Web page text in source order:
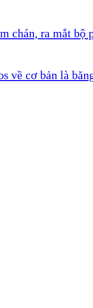
chán, ra mắt bộ
về cơ bản là